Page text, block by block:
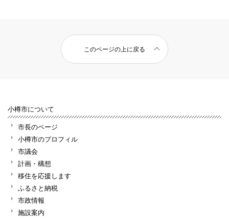
このページの上に戻る
小樽市について
市長のページ
小樽市のプロフィル
市議会
計画・構想
移住を応援します
ふるさと納税
市政情報
施設案内